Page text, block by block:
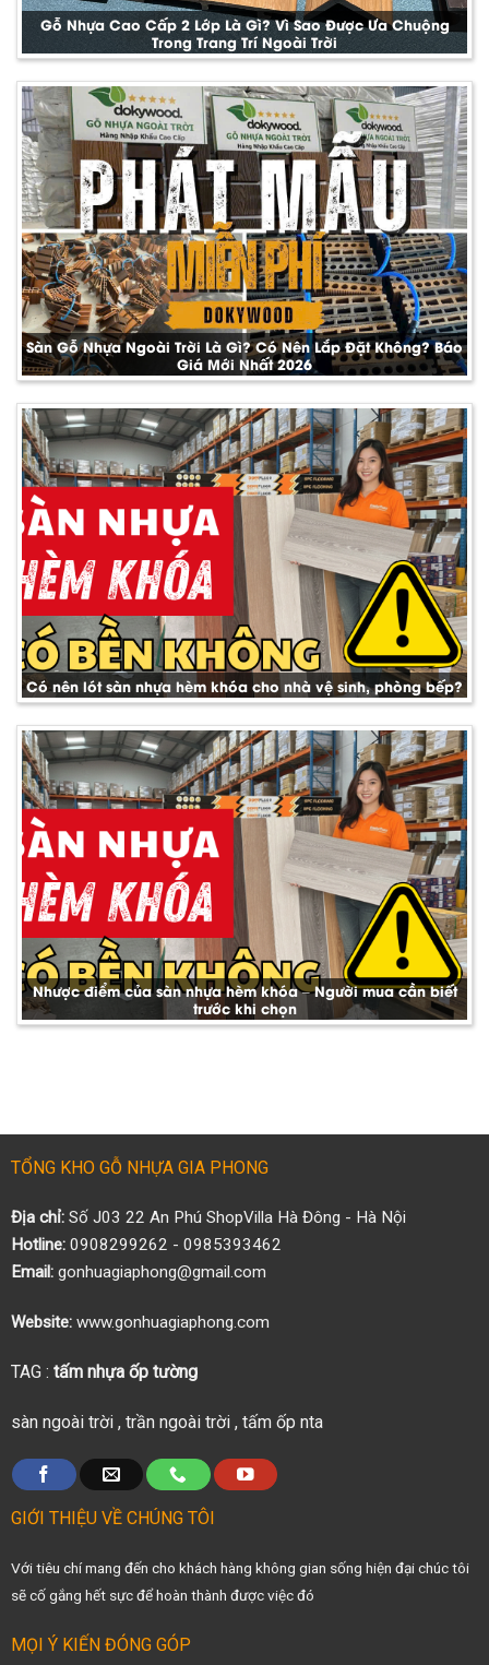
Gỗ Nhựa Cao Cấp 2 Lớp Là Gì? Vì Sao Được Ưa Chuộng
Trong Trang Trí Ngoài Trời
Sàn Gỗ Nhựa Ngoài Trời Là Gì? Có Nên Lắp Đặt Không? Báo
Giá Mới Nhất 2026
Có nên lót sàn nhựa hèm khóa cho nhà vệ sinh, phòng bếp?
Nhược điểm của sàn nhựa hèm khóa – Người mua cần biết
trước khi chọn
TỔNG KHO GỖ NHỰA GIA PHONG
Địa chỉ:Số J03 22 An Phú ShopVilla Hà Đông - Hà Nội
Hotline:0908299262 - 0985393462
Email:gonhuagiaphong@gmail.com
Website:www.gonhuagiaphong.com
TAG : tấm nhựa ốp tường
sàn ngoài trời, trần ngoài trời, tấm ốp nta
GIỚI THIỆU VỀ CHÚNG TÔI
Với tiêu chí mang đến cho khách hàng không gian sống hiện đại chúc tôi
sẽ cố gắng hết sực để hoàn thành được việc đó
MỌI Ý KIẾN ĐÓNG GÓP